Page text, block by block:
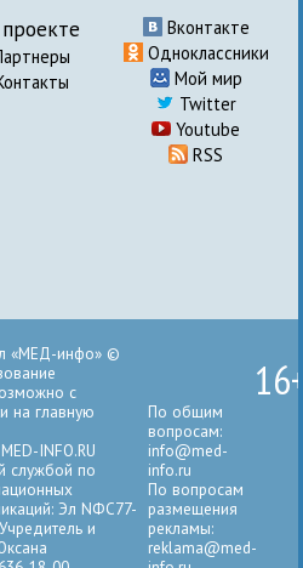
Вконтакте
Одноклассники
Мой мир
Twitter
Youtube
RSS
«МЕД-инфо» ©
с
на главную
INFO.RU
службой по
Эл NФС77-
и
По общим
вопросам:
info@med-
info.ru
По вопросам
размещения
рекламы:
reklama@med-